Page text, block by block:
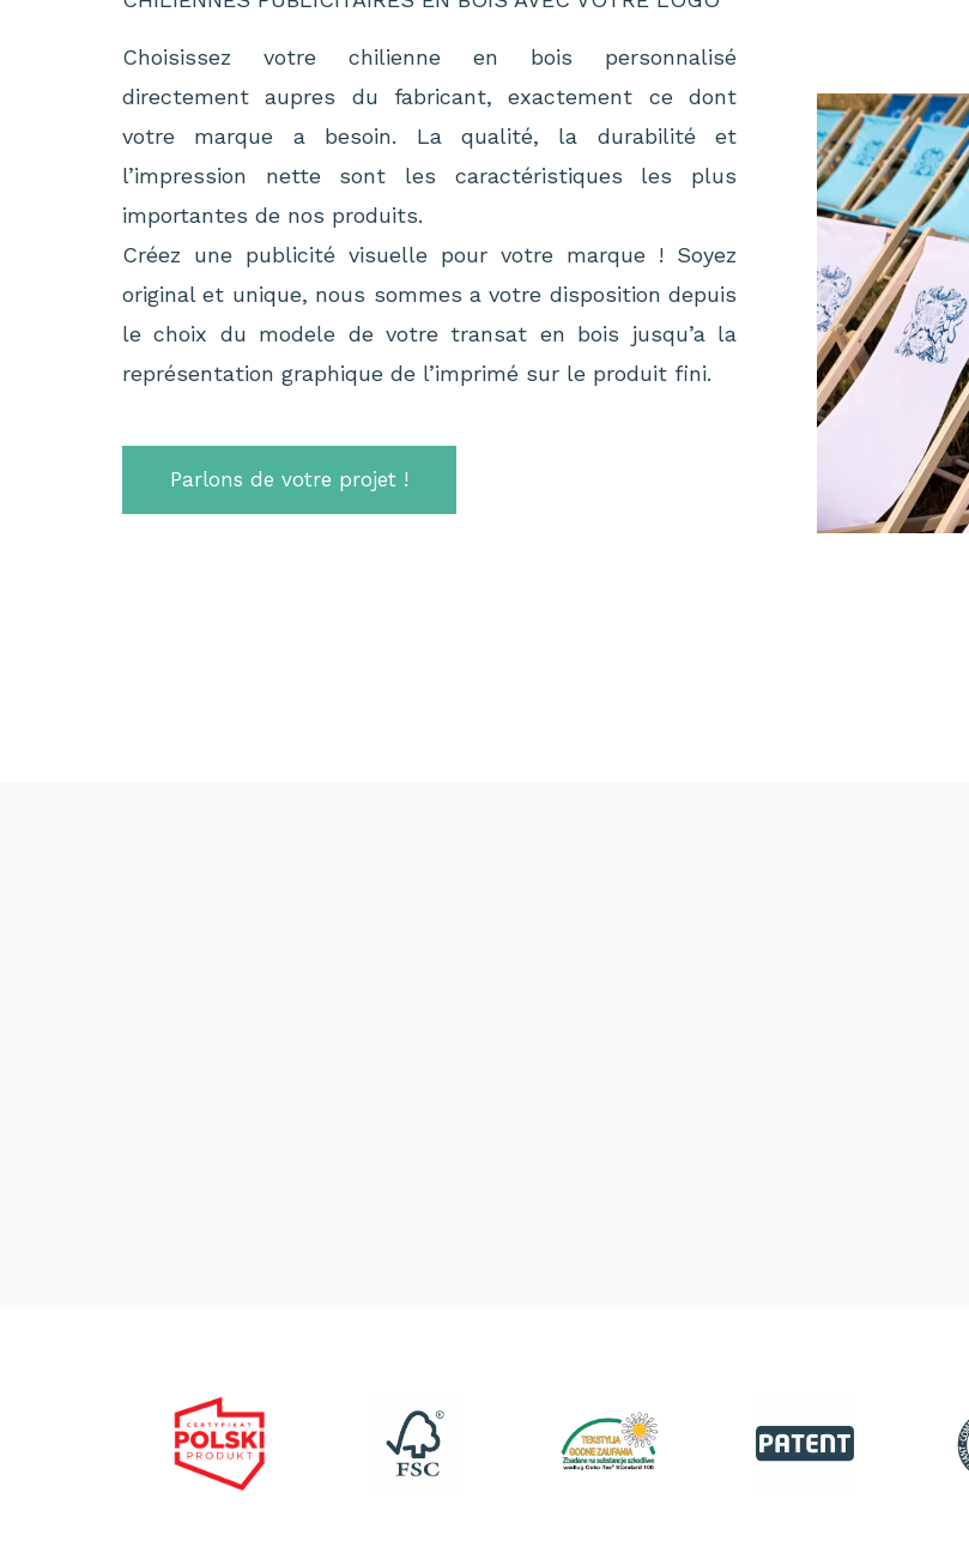
Choisissez votre chilienne en bois personnalisé
directement aupres du fabricant, exactement ce dont
votre marque a besoin. La qualité, la durabilité et
l’impression nette sont les caractéristiques les plus
importantes de nos produits.
Créez une publicité visuelle pour votre marque ! Soyez
original et unique, nous sommes a votre disposition depuis
le choix du modele de votre transat en bois jusqu’a la
représentation graphique de l’imprimé sur le produit fini.
Parlons de votre projet !